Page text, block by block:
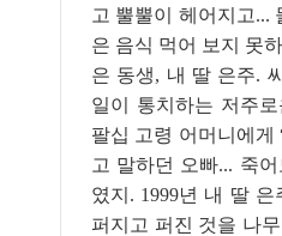
고 뿔뿔이 헤어지고...
은 음식 먹어 보지 못
은 동생, 내 딸 은주.
일이 통치하는 저주
팔십 고령 어머니에게
고 말하던 오빠... 죽
였지. 1999년 내 딸
퍼지고 퍼진 것을 나